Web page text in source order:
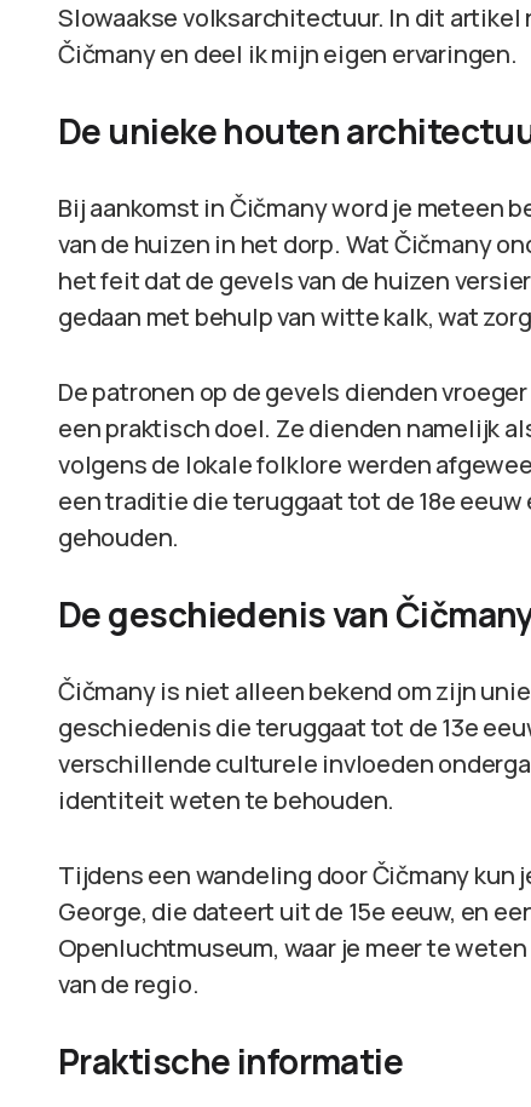
Slowaakse volksarchitectuur. In dit artikel
Čičmany en deel ik mijn eigen ervaringen.
De unieke houten
Bij aankomst in Čičmany word je meteen
van de huizen in het dorp. Wat Čičmany
het feit dat de gevels van de huizen
gedaan met behulp van witte kalk, wat
De patronen op de gevels dienden
een praktisch doel. Ze dienden namelijk
volgens de lokale folklore werden
een traditie die teruggaat tot de 18e
gehouden.
De geschiedenis van
Čičmany is niet alleen bekend om zijn
geschiedenis die teruggaat tot de 13e
verschillende culturele invloeden
identiteit weten te behouden.
Tijdens een wandeling door Čičmany kun
George, die dateert uit de 15e eeuw, en
Openluchtmuseum, waar je meer te
van de regio.
Praktische informatie